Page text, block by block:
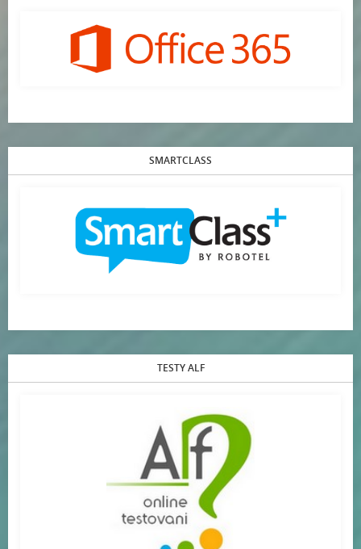
SMARTCLASS
TESTY ALF